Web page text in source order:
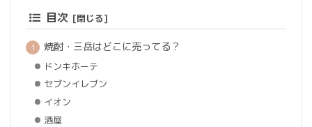
目次
焼酎・三岳はどこに売ってる？
ドンキホーテ
セブンイレブン
イオン
酒屋